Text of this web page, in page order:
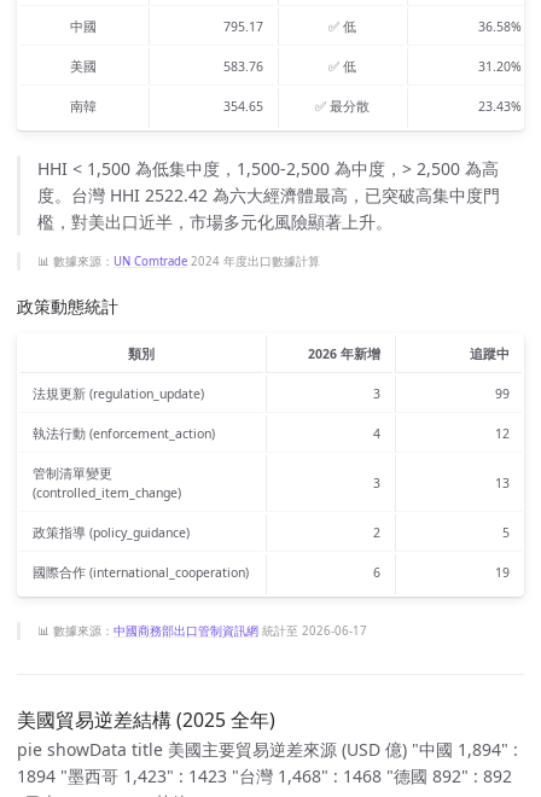
中國 795.17 ✅ 低 36.58%
美國 583.76 ✅ 低 31.20%
南韓 354.65 ✅ 最分散 23.43%
HHI < 1,500 為低集中度，1,500-2,500 為中度，> 2,500 為高
度。台灣 HHI 2522.42 為六大經濟體最高，已突破高集中度門
檻，對美出口近半，市場多元化風險顯著上升。
📊 數據來源： UN Comtrade 2024 年度出口數據計算
政策動態統計
類別 2026 年新增 追蹤中
法規更新 (regulation_update) 3 99
執法行動 (enforcement_action) 4 12
管制清單變更
(controlled_item_change)
3 13
政策指導 (policy_guidance) 2 5
國際合作 (international_cooperation) 6 19
📊 數據來源： 中國商務部出口管制資訊網 統計至 2026-06-17
美國貿易逆差結構 (2025 全年)
pie showData title 美國主要貿易逆差來源 (USD 億) "中國 1,894" :
1894 "墨西哥 1,423" : 1423 "台灣 1,468" : 1468 "德國 892" : 892